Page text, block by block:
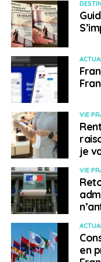
restent nombreux,
et des décès sont
pré-embarquement
Réunion – Métropole
les personnes non
si elles relèvent
variant Omicron
Covid-19 sont en
L’épidémie recule
auKenyaet en
restrictions ont été
cherchent à rendre
Le projet de loi, qui
examen, prévoit une
mois en cas de non-
vaccination lors
dernier, les écoles
VIE
je
VIE
en